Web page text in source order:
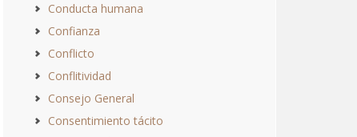
Conducta humana
Confianza
Conflicto
Conflitividad
Consejo General
Consentimiento tácito